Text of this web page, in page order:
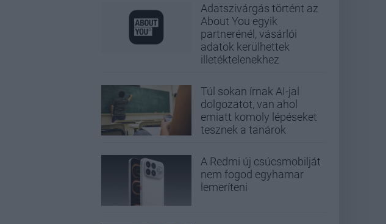
Adatszivárgás történt az
About You egyik
partnerénél, vásárlói
adatok kerülhettek
illetéktelenekhez
Túl sokan írnak AI-jal
dolgozatot, van ahol
emiatt komoly lépéseket
tesznek a tanárok
A Redmi új csúcsmobilját
nem fogod egyhamar
lemeríteni